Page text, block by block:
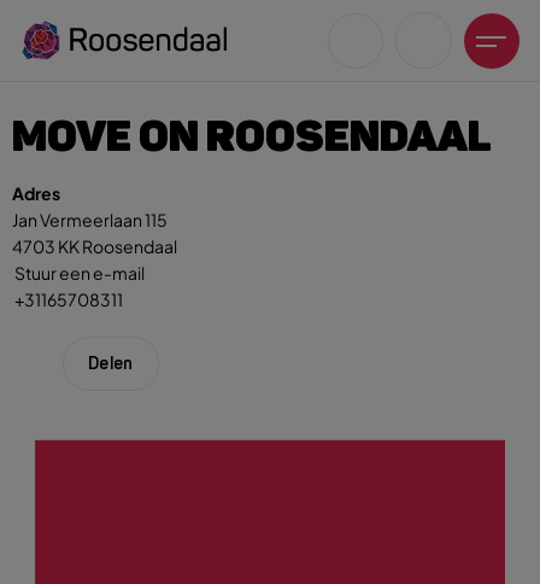
Zoeksuggesties
UITagenda
Fietsen
MOVE ON ROOSENDAAL
Adres
Jan Vermeerlaan 115
4703 KK Roosendaal
Stuur een e-mail
+31165708311
Delen